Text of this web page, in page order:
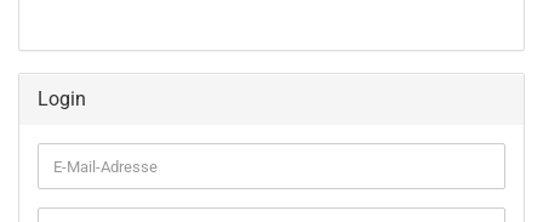
Login
E-
Mail-
Adresse